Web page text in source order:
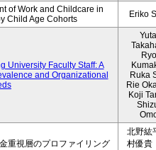
of Work and Childcare in
Child Age Cohorts
Eriko
University Faculty Staff: A
and Organizational
Ruka
Rie
Koji
重視層のプロファイリング
北野紘
村優貴